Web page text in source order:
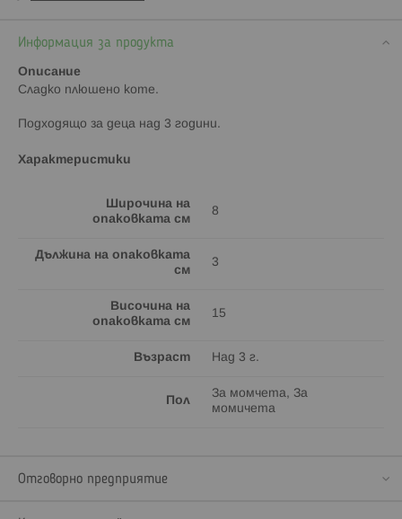
Информация за продукта
Описание
Сладко плюшено коте.
Подходящо за деца над 3 години.
Характеристики
Широчина на
опаковката см
8
Дължина на опаковката
см
3
Височина на
опаковката см
15
Възраст Над 3 г.
Пол
За момчета, За
момичета
Отговорно предприятие